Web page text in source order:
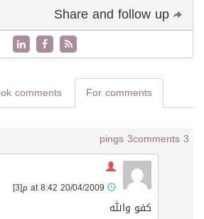
For comments
comments
3 comments
3 pings
[3]
كفو والله